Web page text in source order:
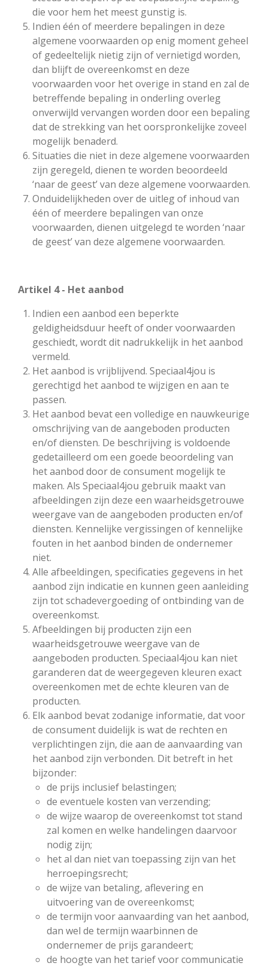
die voor hem het meest gunstig is.
Indien één of meerdere bepalingen in deze
algemene voorwaarden op enig moment geheel
of gedeeltelijk nietig zijn of vernietigd worden,
dan blijft de overeenkomst en deze
voorwaarden voor het overige in stand en zal de
betreffende bepaling in onderling overleg
onverwijld vervangen worden door een bepaling
dat de strekking van het oorspronkelijke zoveel
mogelijk benaderd.
Situaties die niet in deze algemene voorwaarden
zijn geregeld, dienen te worden beoordeeld
‘naar de geest’ van deze algemene voorwaarden.
Onduidelijkheden over de uitleg of inhoud van
één of meerdere bepalingen van onze
voorwaarden, dienen uitgelegd te worden ‘naar
de geest’ van deze algemene voorwaarden.
Artikel 4 - Het aanbod
Indien een aanbod een beperkte
geldigheidsduur heeft of onder voorwaarden
geschiedt, wordt dit nadrukkelijk in het aanbod
vermeld.
Het aanbod is vrijblijvend. Speciaal4jou is
gerechtigd het aanbod te wijzigen en aan te
passen.
Het aanbod bevat een volledige en nauwkeurige
omschrijving van de aangeboden producten
en/of diensten. De beschrijving is voldoende
gedetailleerd om een goede beoordeling van
het aanbod door de consument mogelijk te
maken. Als Speciaal4jou gebruik maakt van
afbeeldingen zijn deze een waarheidsgetrouwe
weergave van de aangeboden producten en/of
diensten. Kennelijke vergissingen of kennelijke
fouten in het aanbod binden de ondernemer
niet.
Alle afbeeldingen, specificaties gegevens in het
aanbod zijn indicatie en kunnen geen aanleiding
zijn tot schadevergoeding of ontbinding van de
overeenkomst.
Afbeeldingen bij producten zijn een
waarheidsgetrouwe weergave van de
aangeboden producten. Speciaal4jou kan niet
garanderen dat de weergegeven kleuren exact
overeenkomen met de echte kleuren van de
producten.
Elk aanbod bevat zodanige informatie, dat voor
de consument duidelijk is wat de rechten en
verplichtingen zijn, die aan de aanvaarding van
het aanbod zijn verbonden. Dit betreft in het
bijzonder:
de prijs inclusief belastingen;
de eventuele kosten van verzending;
de wijze waarop de overeenkomst tot stand
zal komen en welke handelingen daarvoor
nodig zijn;
het al dan niet van toepassing zijn van het
herroepingsrecht;
de wijze van betaling, aflevering en
uitvoering van de overeenkomst;
de termijn voor aanvaarding van het aanbod,
dan wel de termijn waarbinnen de
ondernemer de prijs garandeert;
de hoogte van het tarief voor communicatie